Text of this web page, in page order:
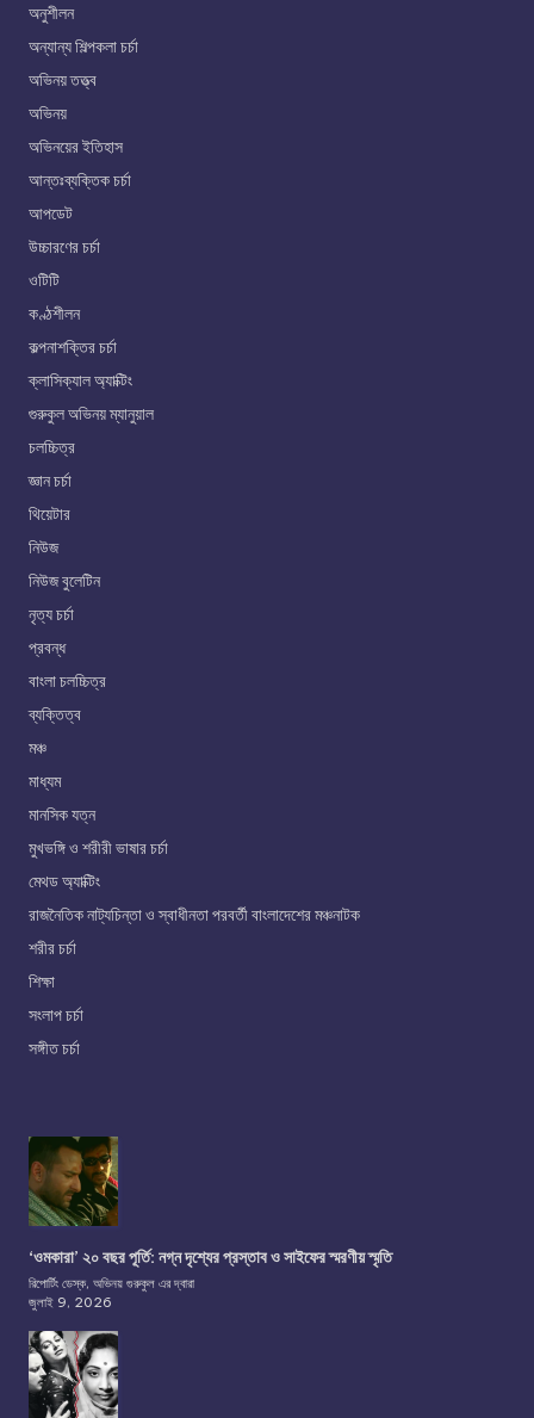
অনুশীলন
অন্যান্য শিল্পকলা চর্চা
অভিনয় তত্ত্ব
অভিনয়
অভিনয়ের ইতিহাস
আন্তঃব্যক্তিক চর্চা
আপডেট
উচ্চারণের চর্চা
ওটিটি
কণ্ঠশীলন
কল্পনাশক্তির চর্চা
ক্লাসিক্যাল অ্যাক্টিং
গুরুকুল অভিনয় ম্যানুয়াল
চলচ্চিত্র
জ্ঞান চর্চা
থিয়েটার
নিউজ
নিউজ বুলেটিন
নৃত্য চর্চা
প্রবন্ধ
বাংলা চলচ্চিত্র
ব্যক্তিত্ব
মঞ্চ
মাধ্যম
মানসিক যত্ন
মুখভঙ্গি ও শরীরী ভাষার চর্চা
মেথড অ্যাক্টিং
রাজনৈতিক নাট্যচিন্তা ও স্বাধীনতা পরবর্তী বাংলাদেশের মঞ্চনাটক
শরীর চর্চা
শিক্ষা
সংলাপ চর্চা
সঙ্গীত চর্চা
‘ওমকারা’ ২০ বছর পূর্তি: নগ্ন দৃশ্যের প্রস্তাব ও সাইফের স্মরণীয় স্মৃতি
রিপোর্টিং ডেস্ক, অভিনয় গুরুকুল এর দ্বারা
জুলাই 9, 2026